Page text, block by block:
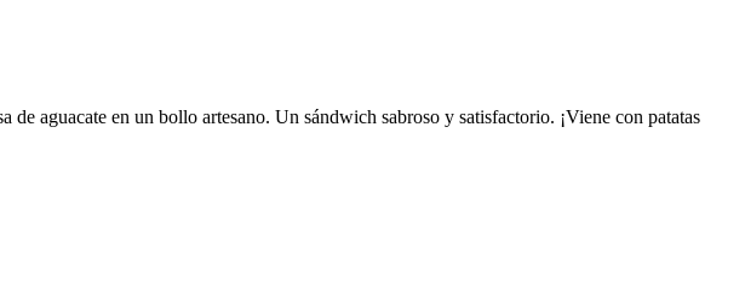
aguacate en un bollo artesano. Un sándwich sabroso y satisfactorio. ¡Viene con patatas